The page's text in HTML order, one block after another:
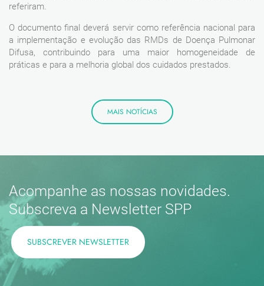
referiram.
O documento final deverá servir como referência nacional para
a implementação e evolução das RMDs de Doença Pulmonar
Difusa, contribuindo para uma maior homogeneidade de
práticas e para a melhoria global dos cuidados prestados.
MAIS NOTÍCIAS
Acompanhe as nossas novidades.
Subscreva a Newsletter SPP
SUBSCREVER NEWSLETTER